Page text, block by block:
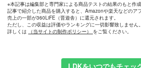
※本記事は編集部と専門家による商品テストの結果のもと作成
記事で紹介した商品を購入すると、Amazonや楽天などのア
売上の一部が360LiFE（晋遊舎）に還元されます。
ただし、この収益は評価やランキングに一切影響致しません。
詳しくは
（当サイトの制作ポリシー） をご覧ください。
LDKをいつでもチェッ